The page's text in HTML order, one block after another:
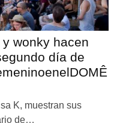
wonky hacen
día de
K, muestran sus
de…